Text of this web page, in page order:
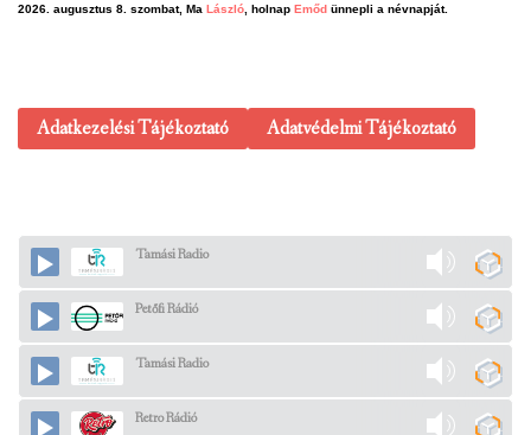
2026. augusztus 8. szombat, Ma László , holnap Emőd ünnepli a névnapját.
Adatkezelési Tájékoztató Adatvédelmi Tájékoztató
Tamási Radio
Petőfi Rádió
Tamási Radio
Retro Rádió